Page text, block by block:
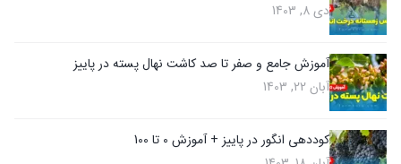
دی 8, 1403
آموزش جامع و صفر تا صد کاشت نهال پسته در پاییز
آبان 22, 1403
کوددهی انگور در پاییز + آموزش 0 تا 100